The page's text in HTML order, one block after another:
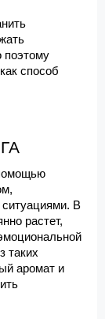
поэтому
способ
В
растет,
таких
аромат и